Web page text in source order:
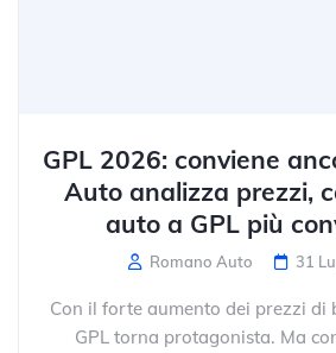
GPL 2026: conviene
Auto analizza prezzi,
auto a GPL più
Romano Auto 31
Con il forte aumento dei prezzi di
GPL torna protagonista. Ma